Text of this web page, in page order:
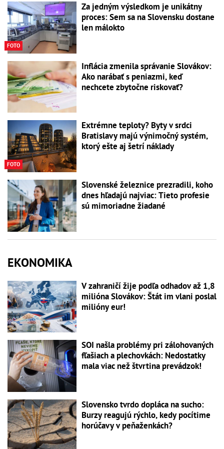
FOTO
Za jedným výsledkom je unikátny
proces: Sem sa na Slovensku dostane
len málokto
Inflácia zmenila správanie Slovákov:
Ako narábať s peniazmi, keď
nechcete zbytočne riskovať?
FOTO
Extrémne teploty? Byty v srdci
Bratislavy majú výnimočný systém,
ktorý ešte aj šetrí náklady
Slovenské železnice prezradili, koho
dnes hľadajú najviac: Tieto profesie
sú mimoriadne žiadané
EKONOMIKA
V zahraničí žije podľa odhadov až 1,8
milióna Slovákov: Štát im vlani poslal
milióny eur!
SOI našla problémy pri zálohovaných
fľašiach a plechovkách: Nedostatky
mala viac než štvrtina prevádzok!
Slovensko tvrdo dopláca na sucho:
Burzy reagujú rýchlo, kedy pocítime
horúčavy v peňaženkách?